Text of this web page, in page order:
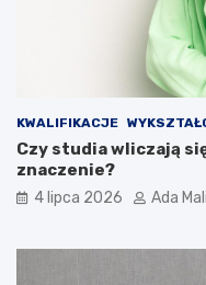
KWALIFIKACJE
Czy studia wliczają
znaczenie?
4 lipca 2026 Ada